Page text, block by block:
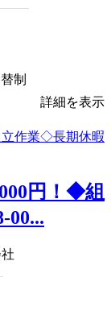
制
詳細を表示
円！◆組
00...